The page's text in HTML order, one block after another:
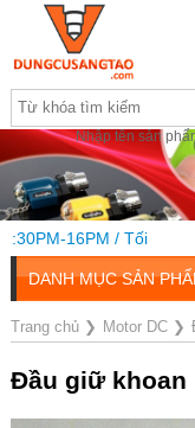
Nhập tên sản
16PM / Tối
DANH MỤC SẢN
Trang chủ❯ Motor DC❯
Đầu giữ khoan